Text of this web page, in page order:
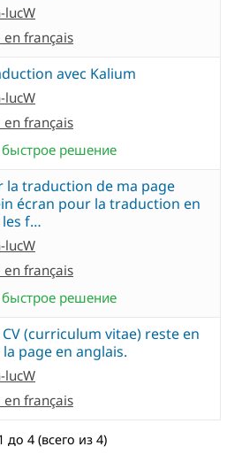
lucW
en français
avec Kalium
lucW
en français
решение
la traduction de ma page
écran pour la traduction en
les f…
lucW
en français
решение
(curriculum vitae) reste en
page en anglais.
lucW
en français
4 (всего из 4)